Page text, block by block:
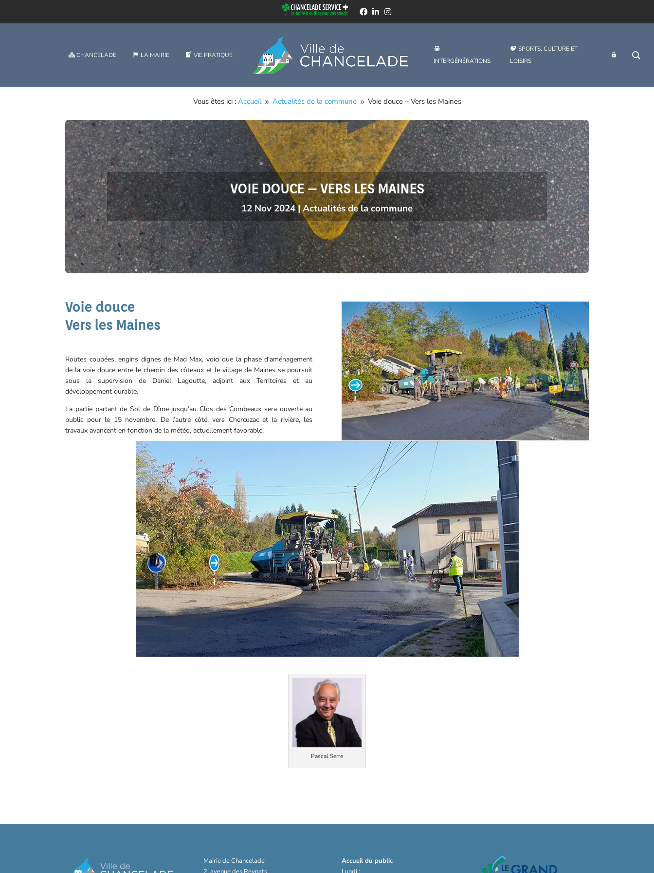
CHANCELADE LA MAIRIE VIE PRATIQUE
INTERGÉNÉRATIONS
SPORTS, CULTURE ET
LOISIRS
INTRANET
Vous êtes ici : Accueil 9 Actualités de la commune 9 Voie douce – Vers les Maines
VOIE DOUCE – VERS LES MAINES
12 Nov 2024|Actualités de la commune
Voie douce
Vers les Maines
Routes coupées, engins dignes de Mad Max, voici que la phase d’aménagement
de la voie douce entre le chemin des côteaux et le village de Maines se poursuit
sous la supervision de Daniel Lagoutte, adjoint aux Territoires et au
développement durable.
La partie partant de Sol de Dîme jusqu’au Clos des Combeaux sera ouverte au
public pour le 15 novembre. De l’autre côté, vers Chercuzac et la rivière, les
travaux avancent en fonction de la météo, actuellement favorable.
Pascal Serre
Mairie de Chancelade
Accueil du public